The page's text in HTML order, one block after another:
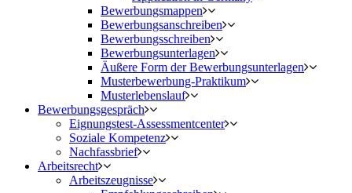
Bewerbungsmappen
Bewerbungsanschreiben
Bewerbungsschreiben
Bewerbungsunterlagen
Äußere Form der Bewerbungsunterlagen
Musterbewerbung-Praktikum
Musterlebenslauf
Bewerbungsgespräch
Eignungstest-Assessmentcenter
Soziale Kompetenz
Nachfassbrief
Arbeitsrecht
Arbeitszeugnisse